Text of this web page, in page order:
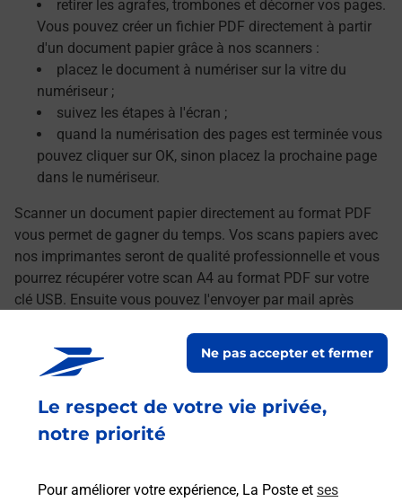
Le respect de votre vie privée,
notre priorité
Pour améliorer votre expérience, La Poste et ses
Ne pas accepter et fermer
retirer les agrafes, trombones et décorner vos pages.
Vous pouvez créer un fichier PDF directement à partir
d'un document papier grâce à nos scanners :
placez le document à numériser sur la vitre du
numériseur ;
suivez les étapes à l'écran ;
quand la numérisation des pages est terminée vous
pouvez cliquer sur OK, sinon placez la prochaine page
dans le numériseur.
Scanner un document papier directement au format PDF
vous permet de gagner du temps. Vos scans papiers avec
nos imprimantes seront de qualité professionnelle et vous
pourrez récupérer votre scan A4 au format PDF sur votre
clé USB. Ensuite vous pouvez l'envoyer par mail après
Le lien s'ouvre dans un nouvel onglet
Services